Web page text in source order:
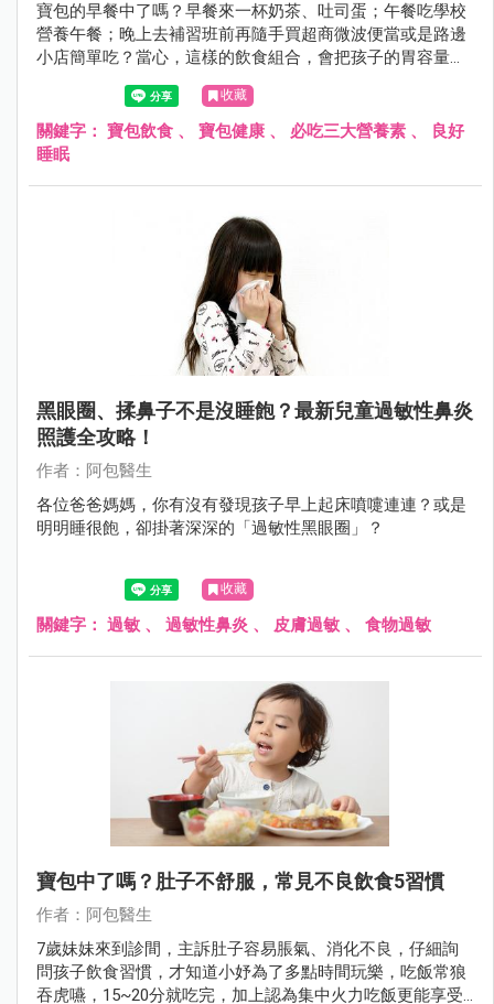
寶包的早餐中了嗎？早餐來一杯奶茶、吐司蛋；午餐吃學校
營養午餐；晚上去補習班前再隨手買超商微波便當或是路邊
小店簡單吃？當心，這樣的飲食組合，會把孩子的胃容量佔
滿，也無法多攝取營養價值更高的食物。
收藏
關鍵字： 寶包飲食 、 寶包健康 、 必吃三大營養素 、
良好
睡眠
黑眼圈、揉鼻子不是沒睡飽？最新兒童過敏性鼻炎
照護全攻略！
作者：阿包醫生
各位爸爸媽媽，你有沒有發現孩子早上起床噴嚏連連？或是
明明睡很飽，卻掛著深深的「過敏性黑眼圈」？
收藏
關鍵字： 過敏 、 過敏性鼻炎 、 皮膚過敏 、 食物過敏
寶包中了嗎？肚子不舒服，常見不良飲食5習慣
作者：阿包醫生
7歲妹妹來到診間，主訴肚子容易脹氣、消化不良，仔細詢
問孩子飲食習慣，才知道小妤為了多點時間玩樂，吃飯常狼
吞虎嚥，15~20分就吃完，加上認為集中火力吃飯更能享受